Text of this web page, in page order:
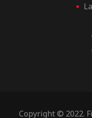
Copyright © 2022.